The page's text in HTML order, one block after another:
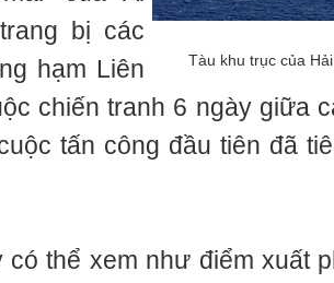
Tàu khu trục của
bị các
hạm Liên
chiến tranh 6 ngày giữa
tấn công đầu tiên đã
có thể xem như điểm xuất